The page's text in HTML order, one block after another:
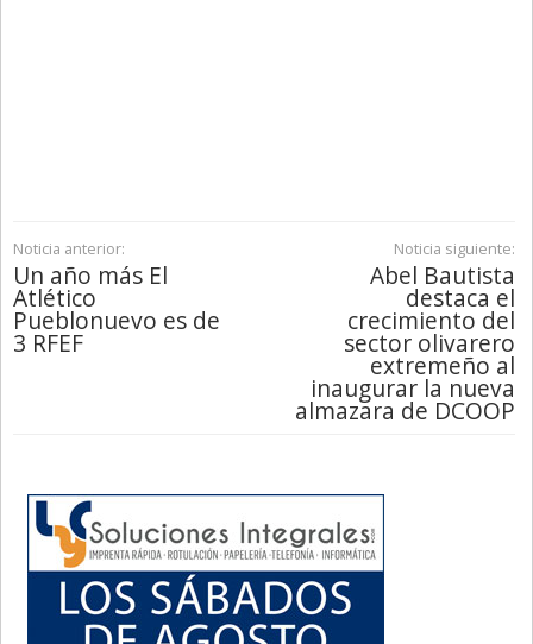
Noticia anterior:
Un año más El
Atlético
Pueblonuevo es de
3 RFEF
Noticia siguiente:
Abel Bautista
destaca el
crecimiento del
sector olivarero
extremeño al
inaugurar la nueva
almazara de DCOOP